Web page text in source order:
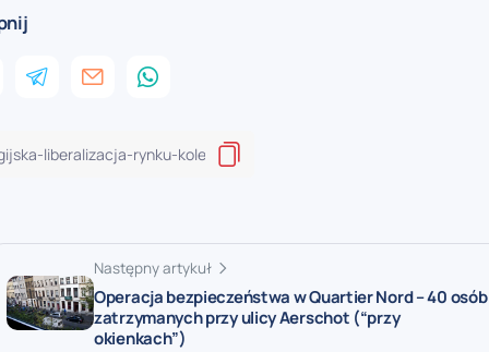
Następny artykuł
Operacja bezpieczeństwa w Quartier Nord – 40 osób
zatrzymanych przy ulicy Aerschot (“przy
okienkach”)